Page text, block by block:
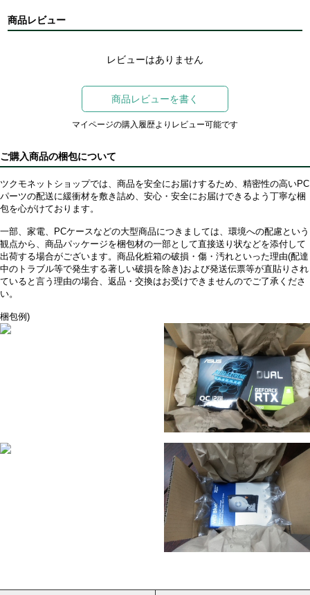
商品レビュー
レビューはありません
商品レビューを書く
マイページの購入履歴よりレビュー可能です
ご購入商品の梱包について
ツクモネットショップでは、商品を安全にお届けするため、精密性の高いPC
パーツの配送に緩衝材を敷き詰め、安心・安全にお届けできるよう丁寧な梱
包を心がけております。
一部、家電、PCケースなどの大型商品につきましては、環境への配慮という
観点から、商品パッケージを梱包材の一部として直接送り状などを添付して
出荷する場合がございます。商品化粧箱の破損・傷・汚れといった理由(配達
中のトラブル等で発生する著しい破損を除き)および発送伝票等が直貼りされ
ていると言う理由の場合、返品・交換はお受けできませんのでご了承くださ
い。
梱包例)